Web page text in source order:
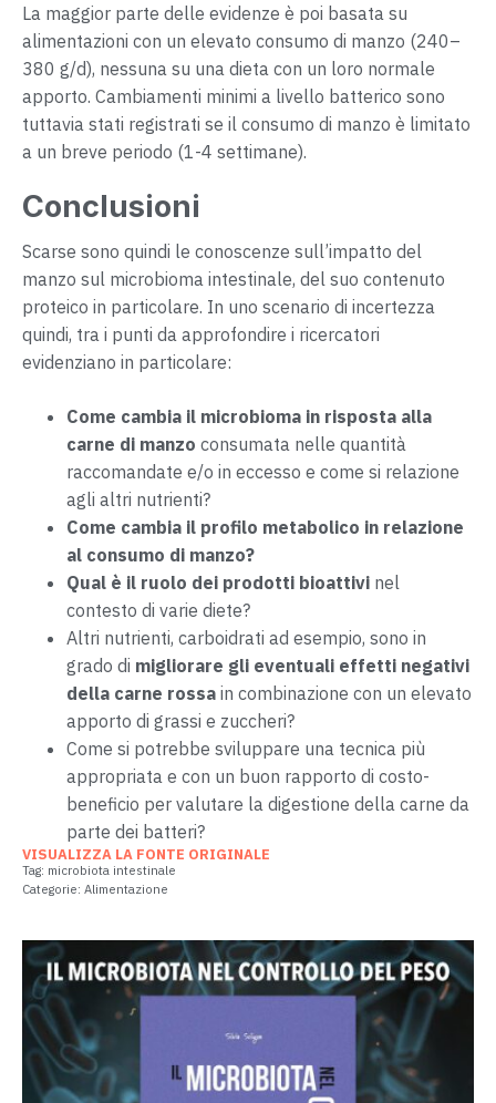
La maggior parte delle evidenze è poi basata su
alimentazioni con un elevato consumo di manzo (240–
380 g/d), nessuna su una dieta con un loro normale
apporto. Cambiamenti minimi a livello batterico sono
tuttavia stati registrati se il consumo di manzo è limitato
a un breve periodo (1-4 settimane).
Conclusioni
Scarse sono quindi le conoscenze sull’impatto del
manzo sul microbioma intestinale, del suo contenuto
proteico in particolare. In uno scenario di incertezza
quindi, tra i punti da approfondire i ricercatori
evidenziano in particolare:
Come cambia il microbioma in risposta alla
carne di manzo consumata nelle quantità
raccomandate e/o in eccesso e come si relazione
agli altri nutrienti?
Come cambia il profilo metabolico in relazione
al consumo di manzo?
Qual è il ruolo dei prodotti bioattivi nel
contesto di varie diete?
Altri nutrienti, carboidrati ad esempio, sono in
grado di migliorare gli eventuali effetti negativi
della carne rossa in combinazione con un elevato
apporto di grassi e zuccheri?
Come si potrebbe sviluppare una tecnica più
appropriata e con un buon rapporto di costo-
beneficio per valutare la digestione della carne da
parte dei batteri?
VISUALIZZA LA FONTE ORIGINALE
Tag: microbiota intestinale
Categorie: Alimentazione